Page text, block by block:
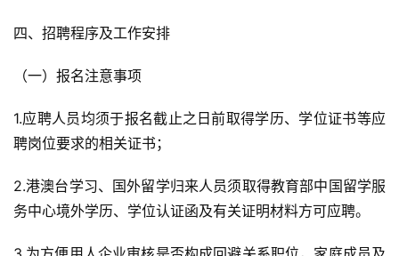
四、招聘程序及工作安排
（一）报名注意事项
1.应聘人员均须于报名截止之日前取得学历、学位证书等应
聘岗位要求的相关证书；
2.港澳台学习、国外留学归来人员须取得教育部中国留学服
务中心境外学历、学位认证函及有关证明材料方可应聘。